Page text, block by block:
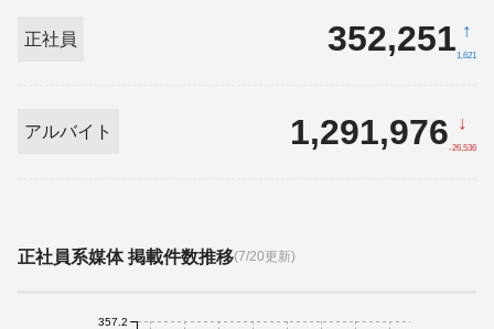
正社員 352,251 ↑
1,621
アルバイト 1,291,976 ↓
-26,536
正社員系媒体 掲載件数推移(7/20更新)
357.2